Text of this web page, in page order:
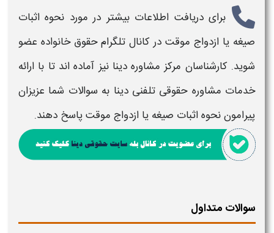
برای دریافت اطلاعات بیشتر در مورد نحوه اثبات
صیغه یا ازدواج موقت در کانال تلگرام حقوق خانواده عضو
شوید. کارشناسان مرکز مشاوره دینا نیز آماده اند تا با ارائه
خدمات مشاوره حقوقی تلفنی دینا به سوالات شما عزیزان
پیراموننحوه اثبات صیغه یا ازدواج موقتپاسخ دهند.
سوالات متداول